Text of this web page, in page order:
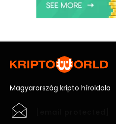
Magyarország kripto híroldala